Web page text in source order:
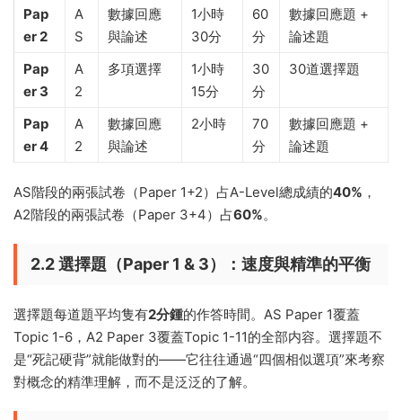
Pap
er 2
A
S
數據回應
與論述
1小時
30分
60
分
數據回應題 +
論述題
Pap
er 3
A
2
多項選擇
1小時
15分
30
分
30道選擇題
Pap
er 4
A
2
數據回應
與論述
2小時
70
分
數據回應題 +
論述題
AS階段的兩張試卷（Paper 1+2）占A-Level總成績的40% ，
A2階段的兩張試卷（Paper 3+4）占60%。
2.2 選擇題（Paper 1 & 3）：速度與精準的平衡
選擇題每道題平均隻有2分鍾的作答時間。AS Paper 1覆蓋
Topic 1-6，A2 Paper 3覆蓋Topic 1-11的全部内容。選擇題不
是“死記硬背”就能做對的——它往往通過“四個相似選項”來考察
對概念的精準理解，而不是泛泛的了解。